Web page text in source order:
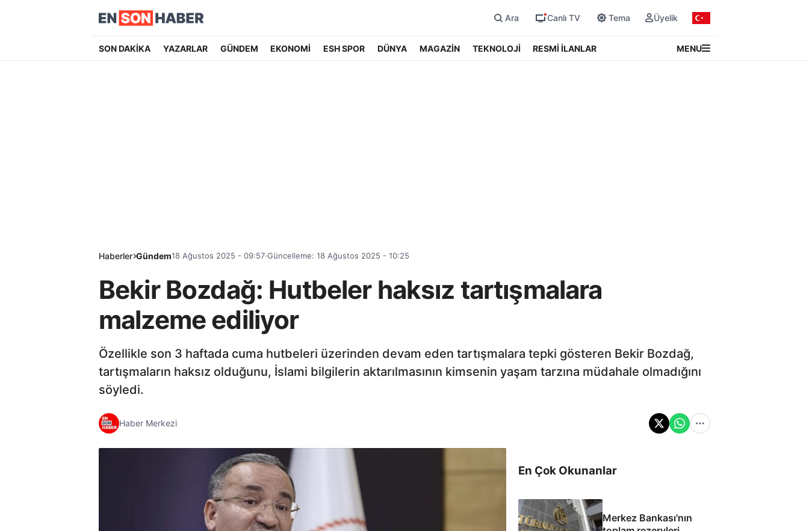
Ara Canlı TV Tema Üyelik
SON DAKİKA YAZARLAR GÜNDEM EKONOMİ ESH SPOR DÜNYA MAGAZİN TEKNOLOJİ RESMİ İLANLAR MENU
Haberler Gündem18 Ağustos 2025 - 09:57 Güncelleme: 18 Ağustos 2025 - 10:25
Bekir Bozdağ: Hutbeler haksız tartışmalara
malzeme ediliyor
Özellikle son 3 haftada cuma hutbeleri üzerinden devam eden tartışmalara tepki gösteren Bekir Bozdağ,
tartışmaların haksız olduğunu, İslami bilgilerin aktarılmasının kimsenin yaşam tarzına müdahale olmadığını
söyledi.
Haber Merkezi
En Çok Okunanlar
Merkez Bankası'nın